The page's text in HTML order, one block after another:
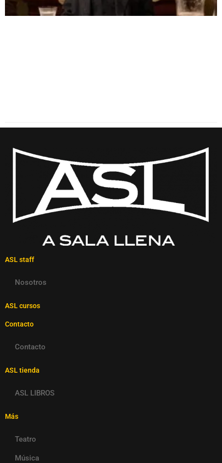
ASL staff
Nosotros
ASL cursos
Contacto
Contacto
ASL tienda
ASL LIBROS
Más
Teatro
Música